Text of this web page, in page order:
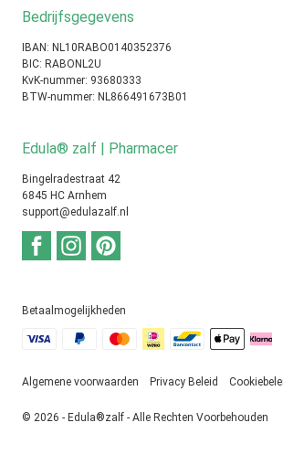
Bedrijfsgegevens
IBAN: NL10RABO0140352376
BIC: RABONL2U
KvK-nummer: 93680333
BTW-nummer: NL866491673B01
Edula® zalf | Pharmacer
Bingelradestraat 42
6845 HC Arnhem
support@edulazalf.nl
Betaalmogelijkheden
© 2026 - Edula®zalf - Alle Rechten Voorbehouden
Algemene voorwaarden Privacy Beleid